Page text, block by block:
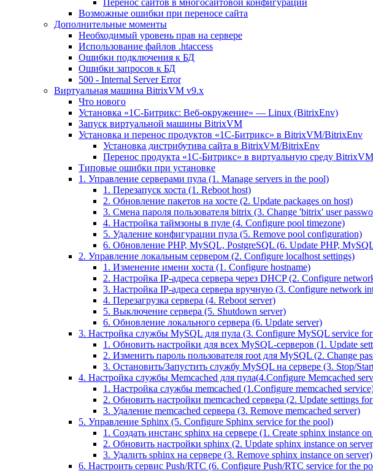
Перенос сайтов в многосайтовой конфигурации
Возможные ошибки при переносе сайта
Дополнительные моменты
Необходимый уровень прав на сервере
Использование файлов .htaccess
Ошибки подключения к БД
Ошибки запросов к БД
500 - Internal Server Error
Виртуальная машина BitrixVM v9.x
Что нового
Установка «1С-Битрикс: Веб-окружение» — Linux (BitrixEnv)
Запуск виртуальной машины BitrixVM
Установка и перенос продуктов «1С-Битрикс» в BitrixVM/BitrixEnv
Установка дистрибутива сайта в BitrixVM/BitrixEnv
Перенос продукта «1C-Битрикс» в виртуальную среду
Типовые ошибки при установке
1. Управление серверами пула (1. Manage servers in the pool)
1. Перезапуск хоста (1. Reboot host)
2. Обновление пакетов на хосте (2. Update packages on host)
3. Смена пароля пользователя bitrix (3. Change 'bitrix' user
4. Настройка таймзоны в пуле (4. Configure pool timezone)
5. Удаление конфигурации пула (5. Remove pool configuration)
6. Обновление PHP, MySQL, PostgreSQL (6. Update PHP,
2. Управление локальным сервером (2. Configure localhost settings)
1. Изменение имени хоста (1. Configure hostname)
2. Настройка IP-адреса сервера через DHCP (2. Configure
3. Настройка IP-адреса сервера вручную (3. Configure network
4. Перезагрузка сервера (4. Reboot server)
5. Выключение сервера (5. Shutdown server)
6. Обновление локального сервера (6. Update server)
3. Настройка службы MySQL для пула (3. Configure MySQL service
1. Обновить настройки для всех MySQL-серверов (1. Update
2. Изменить пароль пользователя root для MySQL (2. Change
3. Остановить/Запустить службу MySQL на сервере (3. Stop/
4. Настройка службы Memcached для пула(4.Configure Memcached
1. Настройка службы memcached (1.Configure memcached
2. Обновить настройки memcached сервера (2. Update settings
3. Удаление memcached сервера (3. Remove memcached server)
5. Управление Sphinx (5. Configure Sphinx service for the pool)
1. Создать инстанс sphinx на сервере (1. Create sphinx instance
2. Обновить настройки sphinx (2. Update sphinx instance on
3. Удалить sphinx на сервере (3. Remove sphinx instance on server)
6. Настроить сервис Push/RTC (6. Configure Push/RTC service for the